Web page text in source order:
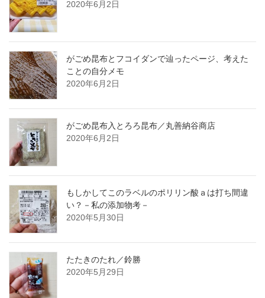
2020年6月2日
がごめ昆布とフコイダンで辿ったページ、考えた
ことの自分メモ
2020年6月2日
がごめ昆布入とろろ昆布／丸善納谷商店
2020年6月2日
もしかしてこのラベルのポリリン酸ａは打ち間違
い？－私の添加物考－
2020年5月30日
たたきのたれ／鈴勝
2020年5月29日